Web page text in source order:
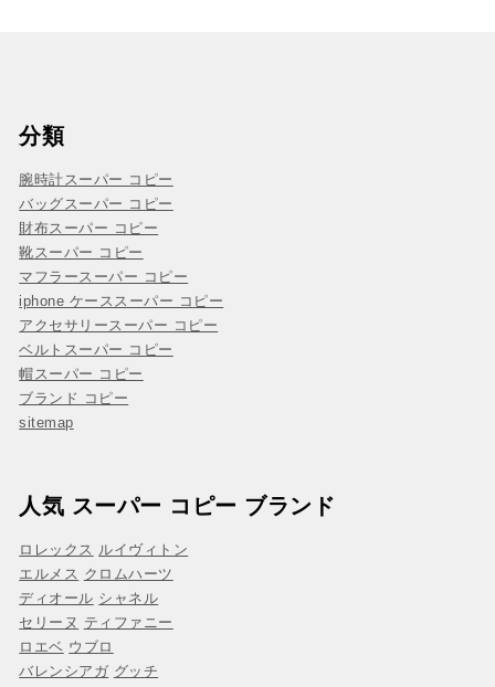
分類
腕時計スーパー コピー
バッグスーパー コピー
財布スーパー コピー
靴スーパー コピー
マフラースーパー コピー
iphone ケーススーパー コピー
アクセサリースーパー コピー
ベルトスーパー コピー
帽スーパー コピー
ブランド コピー
sitemap
人気 スーパー コピー ブランド
ロレックス ルイヴィトン
エルメス クロムハーツ
ディオール シャネル
セリーヌ ティファニー
ロエベ ウブロ
バレンシアガ グッチ